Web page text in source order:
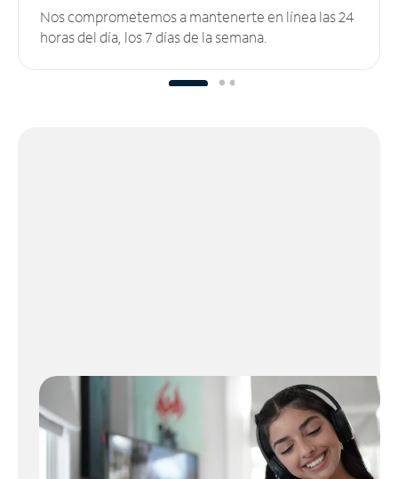
Nos comprometemos a mantenerte en línea las 24
horas del día, los 7 días de la semana.